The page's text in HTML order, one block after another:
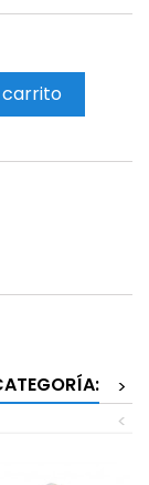
carrito
>
<